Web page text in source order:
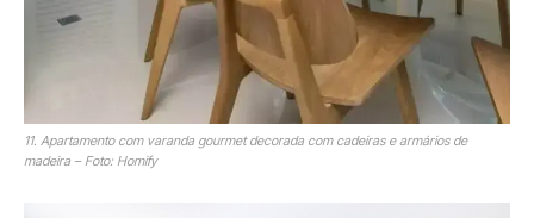
11. Apartamento com varanda gourmet decorada com cadeiras e armários de
madeira – Foto: Homify